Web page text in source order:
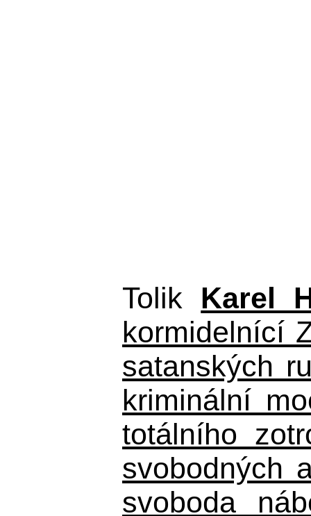
Tolik Karel
kormidelnící
satanských
kriminální
totálního
svobodných
svoboda